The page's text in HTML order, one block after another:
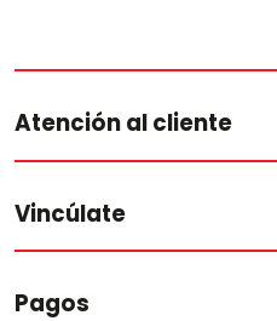
Atención al cliente
Vincúlate
Pagos